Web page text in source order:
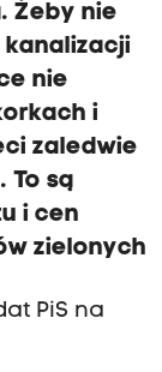
Żeby nie
kanalizacji
nie
i
zaledwie
To są
i cen
zielonych
PiS na